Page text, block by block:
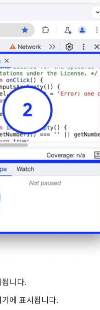
니다.
에 표시됩니다.